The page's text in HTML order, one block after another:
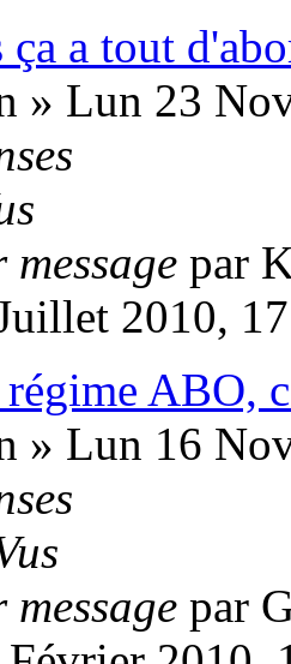
a tout
» Lun 23
par
2010,
ABO,
» Lun 16
par